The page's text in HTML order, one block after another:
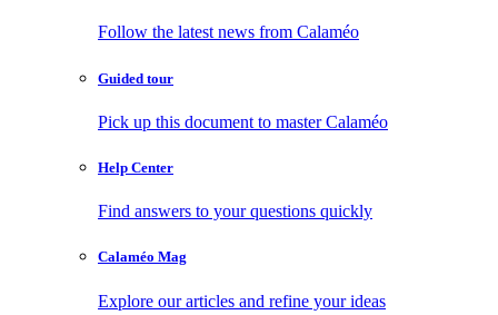
Follow the latest news from Calaméo
Guided tour
Pick up this document to master Calaméo
Help Center
Find answers to your questions quickly
Calaméo Mag
Explore our articles and refine your ideas